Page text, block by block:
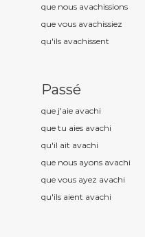
que nous avachissions
que vous avachissiez
qu'ils avachissent
Passé
que j'aie avachi
que tu aies avachi
qu'il ait avachi
que nous ayons avachi
que vous ayez avachi
qu'ils aient avachi